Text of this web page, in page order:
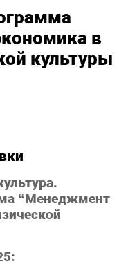
в
культуры
“Менеджмент